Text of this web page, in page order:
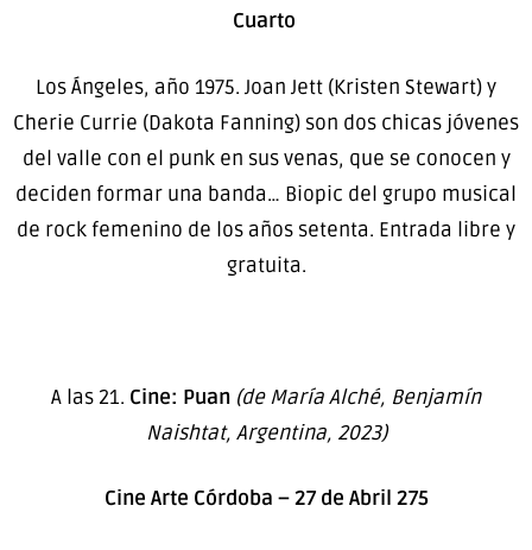
Cuarto
Los Ángeles, año 1975. Joan Jett (Kristen Stewart) y
Cherie Currie (Dakota Fanning) son dos chicas jóvenes
del valle con el punk en sus venas, que se conocen y
deciden formar una banda… Biopic del grupo musical
de rock femenino de los años setenta. Entrada libre y
gratuita.
A las 21. Cine: Puan (de María Alché, Benjamín
Naishtat, Argentina, 2023)
Cine Arte Córdoba – 27 de Abril 275